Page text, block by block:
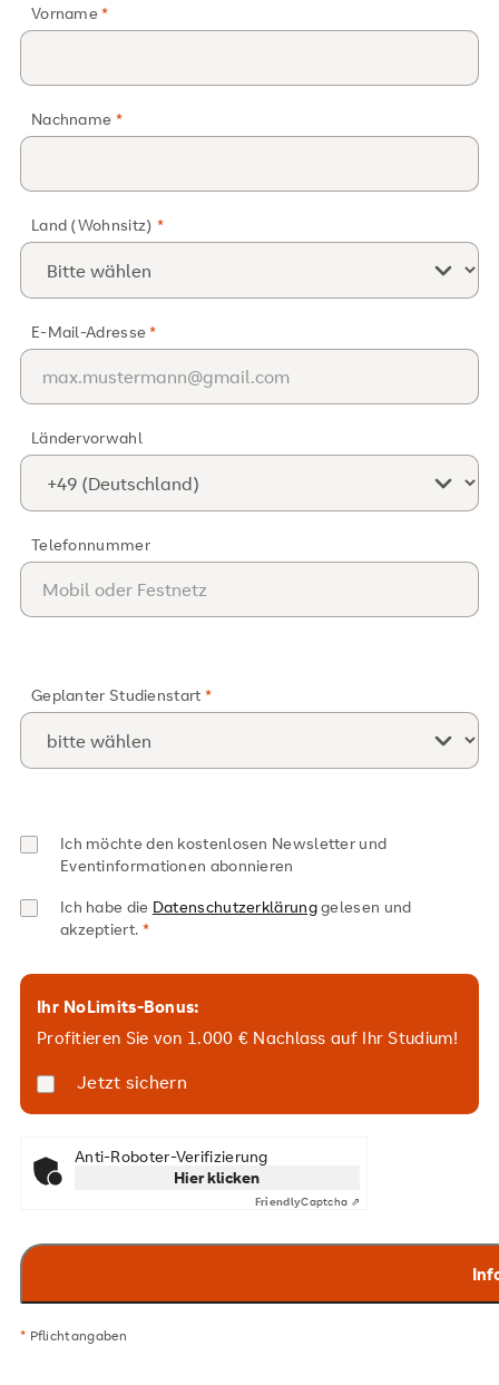
Vorname
Nachname
Land (Wohnsitz)
E-Mail-Adresse
Ländervorwahl
Telefonnummer
Geplanter Studienstart
Ich möchte den kostenlosen Newsletter und
Eventinformationen abonnieren
Ich habe die Datenschutzerklärunggelesen und
akzeptiert.
Ihr NoLimits-Bonus:
Profitieren Sie von 1.000 € Nachlass auf Ihr Studium!
Jetzt sichern
Anti-Roboter-Verifizierung
Hier klicken
FriendlyCaptcha ⇗
* Pflichtangaben